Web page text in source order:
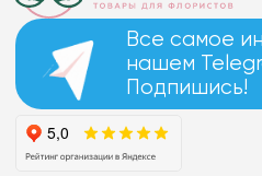
Все самое
нашем
Подпишись!